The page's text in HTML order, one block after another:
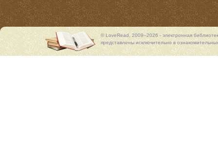
© LoveRead, 2009–2026 - электронная
представлены исключительно в